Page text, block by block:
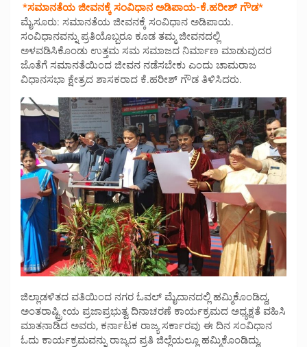
*ಸಮಾನತೆಯ ಜೀವನಕ್ಕೆ ಸಂವಿಧಾನ ಅಡಿಪಾಯ-ಕೆ.ಹರೀಶ್ ಗೌಡ*
ಮೈಸೂರು: ಸಮಾನತೆಯ ಜೀವನಕ್ಕೆ ಸಂವಿಧಾನ ಅಡಿಪಾಯ.
ಸಂವಿಧಾನವನ್ನು ಪ್ರತಿಯೊಬ್ಬರೂ ಕೂಡ ತಮ್ಮ ಜೀವನದಲ್ಲಿ
ಅಳವಡಿಸಿಕೊಂಡು ಉತ್ತಮ ಸಮ ಸಮಾಜದ ನಿರ್ಮಾಣ ಮಾಡುವುದರ
ಜೊತೆಗೆ ಸಮಾನತೆಯಿಂದ ಜೀವನ ನಡೆಸಬೇಕು ಎಂದು ಚಾಮರಾಜ
ವಿಧಾನಸಭಾ ಕ್ಷೇತ್ರದ ಶಾಸಕರಾದ ಕೆ.ಹರೀಶ್ ಗೌಡ ತಿಳಿಸಿದರು.
ಜಿಲ್ಲಾಡಳಿತದ ವತಿಯಿಂದ ನಗರ ಓವಲ್ ಮೈದಾನದಲ್ಲಿ ಹಮ್ಮಿಕೊಂಡಿದ್ದ,
ಅಂತರಾಷ್ಟ್ರೀಯ ಪ್ರಜಾಪ್ರಭುತ್ವ ದಿನಾಚರಣೆ ಕಾರ್ಯಕ್ರಮದ ಅಧ್ಯಕ್ಷತೆ ವಹಿಸಿ
ಮಾತನಾಡಿದ ಅವರು, ಕರ್ನಾಟಕ ರಾಜ್ಯ ಸರ್ಕಾರವು ಈ ದಿನ ಸಂವಿಧಾನ
ಓದು ಕಾರ್ಯಕ್ರಮವನ್ನು ರಾಜ್ಯದ ಪ್ರತಿ ಜಿಲ್ಲೆಯಲ್ಲೂ ಹಮ್ಮಿಕೊಂಡಿದ್ದು,